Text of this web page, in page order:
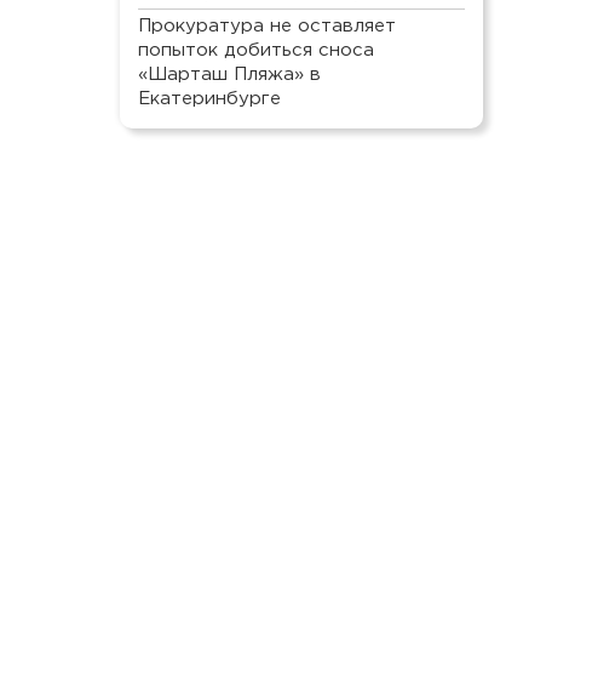
Прокуратура не оставляет
попыток добиться сноса
«Шарташ Пляжа» в
Екатеринбурге